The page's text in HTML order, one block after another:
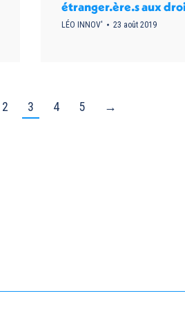
étranger.ère.s aux
LÉO INNOV' 23 août 2019
2 3 4 5 →